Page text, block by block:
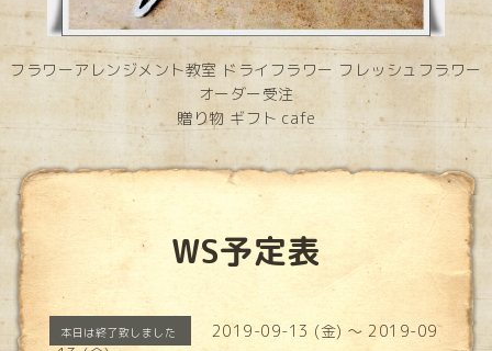
フラワーアレンジメント教室 ドライフラワー フレッシュフラワー
オーダー受注
贈り物 ギフト cafe
WS予定表
本日は終了致しました
2019-09-13 (金) ～ 2019-09